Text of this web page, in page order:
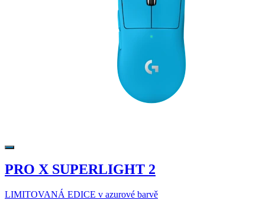
PRO X SUPERLIGHT 2
LIMITOVANÁ EDICE v azurové barvě